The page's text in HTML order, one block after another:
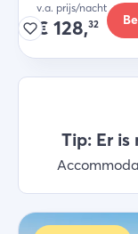
v.a. prijs/nacht
€ 128,32
Tip: Er